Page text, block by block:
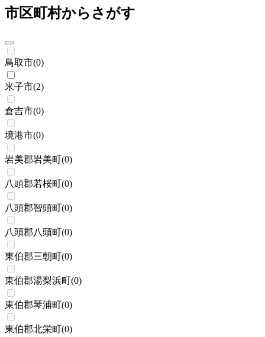
市区町村からさがす
鳥取市(0)
米子市(2)
倉吉市(0)
境港市(0)
岩美郡岩美町(0)
八頭郡若桜町(0)
八頭郡智頭町(0)
八頭郡八頭町(0)
東伯郡三朝町(0)
東伯郡湯梨浜町(0)
東伯郡琴浦町(0)
東伯郡北栄町(0)